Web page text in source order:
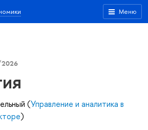
Меню
(Управление и аналитика в
)